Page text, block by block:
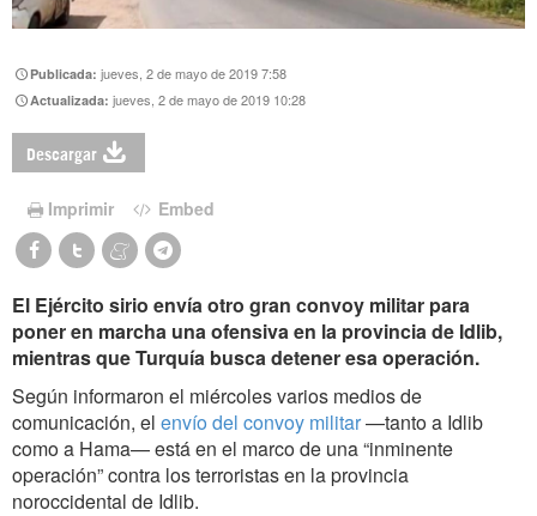
Publicada:jueves, 2 de mayo de 2019 7:58
Actualizada:jueves, 2 de mayo de 2019 10:28
Descargar
Imprimir Embed
El Ejército sirio envía otro gran convoy militar para
poner en marcha una ofensiva en la provincia de Idlib,
mientras que Turquía busca detener esa operación.
Según informaron el miércoles varios medios de
comunicación, el envío del convoy militar—tanto a Idlib
como a Hama— está en el marco de una “inminente
operación” contra los terroristas en la provincia
noroccidental de Idlib.